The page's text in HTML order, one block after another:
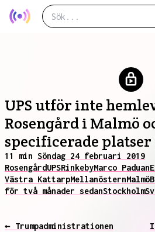
UPS utför inte
Rosengård i Malmö
specificerade
11 min Söndag 24 februari 2019
RosengårdUPSRinkebyMarco Paduan
Västra KattarpMellanösternMalmö
för två månader sedanStockholm
← Trumpadministrationen